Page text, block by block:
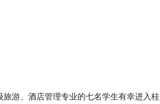
游、酒店管理专业的七名学生有幸进入桂